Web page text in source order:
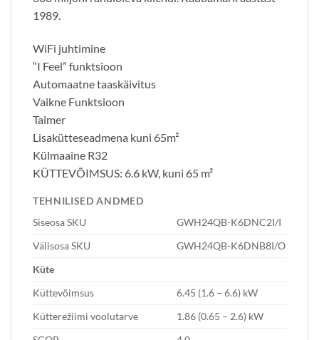
1989.
WiFi juhtimine
“I Feel” funktsioon
Automaatne taaskäivitus
Vaikne Funktsioon
Taimer
Lisakütteseadmena kuni 65m²
Külmaaine R32
KÜTTEVÕIMSUS: 6.6 kW, kuni 65 m²
TEHNILISED ANDMED
Siseosa SKU
GWH24QB-K6DNC2I/I
Välisosa SKU
GWH24QB-K6DNB8I/O
Küte
Küttevõimsus
6.45 (1.6 – 6.6) kW
Kütterežiimi voolutarve
1.86 (0.65 – 2.6) kW